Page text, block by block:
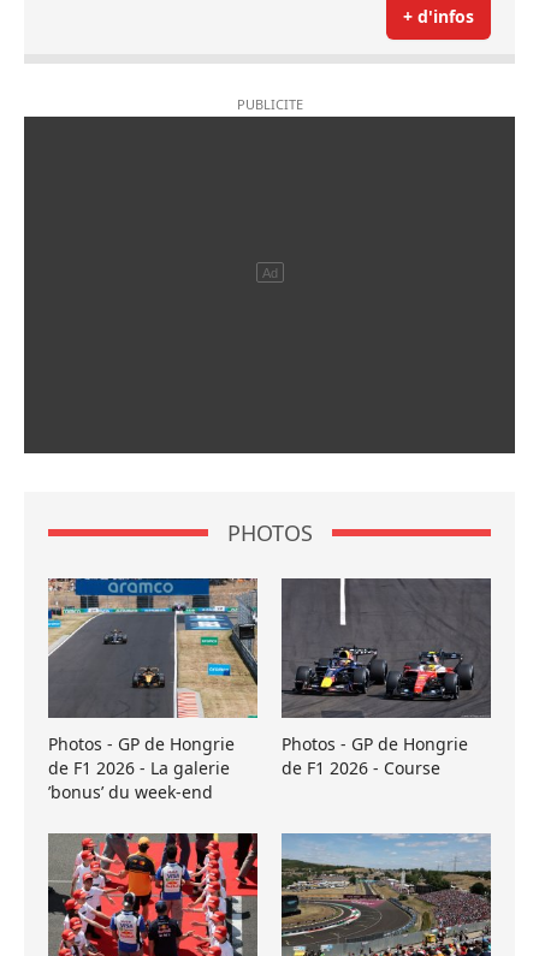
+ d'infos
PHOTOS
Photos - GP de Hongrie
de F1 2026 - La galerie
’bonus’ du week-end
Photos - GP de Hongrie
de F1 2026 - Course